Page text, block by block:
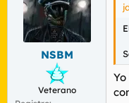
NSBM
Veterano